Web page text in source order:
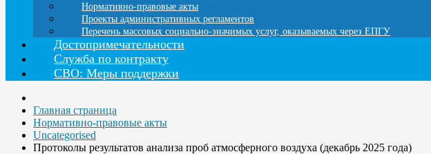
Нормативно-правовые акты
Проекты административных регламентов
Перечень массовых социально-значимых услуг, оказываемых через ЕПГУ
Достопримечательности
Служба по контракту
СВО: Меры поддержки
Главная страница
Нормативно-правовые акты
Uncategorised
Протоколы результатов анализа проб атмосферного воздуха (декабрь 2025 года)